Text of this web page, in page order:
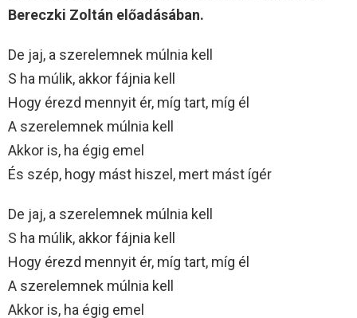
Bereczki Zoltán előadásában.
De jaj, a szerelemnek múlnia kell
S ha múlik, akkor fájnia kell
Hogy érezd mennyit ér, míg tart, míg él
A szerelemnek múlnia kell
Akkor is, ha égig emel
És szép, hogy mást hiszel, mert mást ígér
De jaj, a szerelemnek múlnia kell
S ha múlik, akkor fájnia kell
Hogy érezd mennyit ér, míg tart, míg él
A szerelemnek múlnia kell
Akkor is, ha égig emel